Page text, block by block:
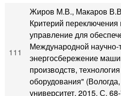
111
Жиров М.В., Макаров
Критерий
управление для
Международной научно-
энергосбережение
производств,
оборудования"
университет, 2015. С.